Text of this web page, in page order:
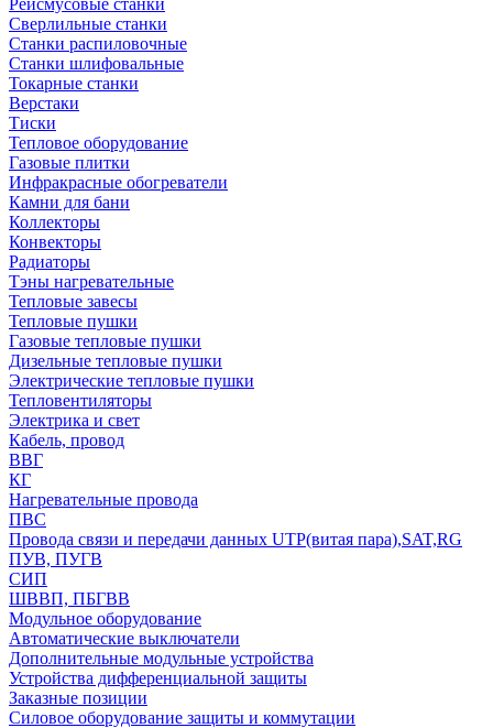
Рейсмусовые станки
Сверлильные станки
Станки распиловочные
Станки шлифовальные
Токарные станки
Верстаки
Тиски
Тепловое оборудование
Газовые плитки
Инфракрасные обогреватели
Камни для бани
Коллекторы
Конвекторы
Радиаторы
Тэны нагревательные
Тепловые завесы
Тепловые пушки
Газовые тепловые пушки
Дизельные тепловые пушки
Электрические тепловые пушки
Тепловентиляторы
Электрика и свет
Кабель, провод
ВВГ
КГ
Нагревательные провода
ПВС
Провода связи и передачи данных UTP(витая пара),SAT,RG
ПУВ, ПУГВ
СИП
ШВВП, ПБГВВ
Модульное оборудование
Автоматические выключатели
Дополнительные модульные устройства
Устройства дифференциальной защиты
Заказные позиции
Силовое оборудование защиты и коммутации